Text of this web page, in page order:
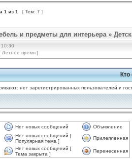
1 из 1 [ Тем: 7 ]
и предметы для интерьера»
10:30
Летнее время ]
Кто
нет зарегистрированных пользователей и
Нет новых сообщений
Объявление
Нет новых сообщений [
Популярная тема ]
Прилепленная
Нет новых сообщений [
Тема закрыта ]
Перенесенная